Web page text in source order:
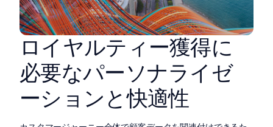
ロイヤルティー獲得に
必要なパーソナライゼ
ーションと快適性